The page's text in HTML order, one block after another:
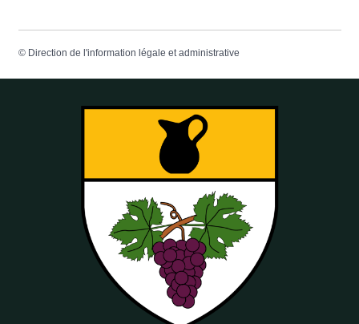
© Direction de l'information légale et administrative